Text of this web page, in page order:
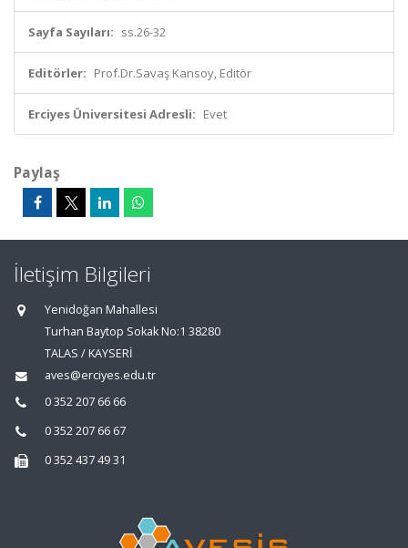
Sayfa Sayıları: ss.26-32
Editörler: Prof.Dr.Savaş Kansoy, Editör
Erciyes Üniversitesi Adresli: Evet
Paylaş
İletişim Bilgileri
Yenidoğan Mahallesi
Turhan Baytop Sokak No:1 38280
TALAS / KAYSERİ
aves@erciyes.edu.tr
0 352 207 66 66
0 352 207 66 67
0 352 437 49 31